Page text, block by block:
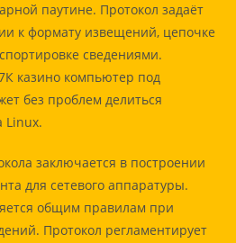
паутине. Протокол задаёт
к формату извещений, цепочке
сведениями.
казино компьютер под
без проблем делиться
Linux.
заключается в построении
для сетевого аппаратуры.
общим правилам при
Протокол регламентирует